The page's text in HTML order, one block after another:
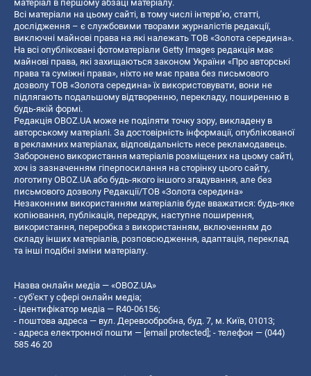
матеріал в першому абзаці матеріалу.
Всі матеріали на цьому сайті, в тому числі інтерв’ю, статті,
дослідження – є службовими творами журналістів редакції,
виключні майнові права на які належать ТОВ «Золота середина».
На всі опубліковані фотоматеріали Getty Images редакція має
майнові права, які захищаються законом України «Про авторські
права та суміжні права», ніхто не має права без письмового
дозволу ТОВ «Золота середина» їх використовувати, вони не
підлягають подальшому відтворенню, перекладу, поширенню в
будь-якій формі.
Редакція OBOZ.UA може не поділяти точку зору, викладену в
авторському матеріалі. За достовірність інформації, опублікованої
в рекламних матеріалах, відповідальність несе рекламодавець.
Заборонено використання матеріалів розміщених на цьому сайті,
хоч із зазначенням гіперпосилання на сторінку цього сайту,
логотипу OBOZ.UA або будь-якого іншого згадування, але без
письмового дозволу Редакції/ТОВ «Золота середина»
Незаконним використанням матеріалів буде вважатися: будь-яке
копiювання, публiкацiя, передрук, наступне поширення,
використання, переробка з використанням, включенням до
складу інших матеріалів, розповсюдження, адаптація, переклад
та інші подібні зміни матеріалу.
Назва онлайн медіа — «OBOZ.UA»
- суб'єкт у сфері онлайн медіа;
- ідентифікатор медіа — R40-06156;
- поштова адреса — вул. Деревообробна, буд. 7, м. Київ, 01013;
- адреса електронної пошти — [email protected]; - телефон — (044)
585 46 20